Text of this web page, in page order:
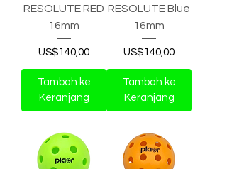
RESOLUTE RED
16mm
Harga
US$140,00
Tambah ke
Keranjang
RESOLUTE Blue
16mm
Harga
US$140,00
Tambah ke
Keranjang